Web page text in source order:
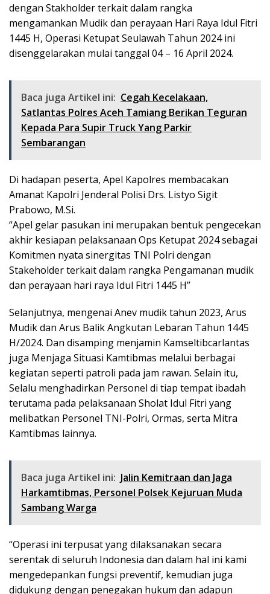
dengan Stakholder terkait dalam rangka
mengamankan Mudik dan perayaan Hari Raya Idul Fitri
1445 H, Operasi Ketupat Seulawah Tahun 2024 ini
disenggelarakan mulai tanggal 04 – 16 April 2024.
Baca juga Artikel ini: Cegah Kecelakaan,
Satlantas Polres Aceh Tamiang Berikan Teguran
Kepada Para Supir Truck Yang Parkir
Sembarangan
Di hadapan peserta, Apel Kapolres membacakan
Amanat Kapolri Jenderal Polisi Drs. Listyo Sigit
Prabowo, M.Si.
“Apel gelar pasukan ini merupakan bentuk pengecekan
akhir kesiapan pelaksanaan Ops Ketupat 2024 sebagai
Komitmen nyata sinergitas TNI Polri dengan
Stakeholder terkait dalam rangka Pengamanan mudik
dan perayaan hari raya Idul Fitri 1445 H”
Selanjutnya, mengenai Anev mudik tahun 2023, Arus
Mudik dan Arus Balik Angkutan Lebaran Tahun 1445
H/2024. Dan disamping menjamin Kamseltibcarlantas
juga Menjaga Situasi Kamtibmas melalui berbagai
kegiatan seperti patroli pada jam rawan. Selain itu,
Selalu menghadirkan Personel di tiap tempat ibadah
terutama pada pelaksanaan Sholat Idul Fitri yang
melibatkan Personel TNI-Polri, Ormas, serta Mitra
Kamtibmas lainnya.
Baca juga Artikel ini: Jalin Kemitraan dan Jaga
Harkamtibmas, Personel Polsek Kejuruan Muda
Sambang Warga
“Operasi ini terpusat yang dilaksanakan secara
serentak di seluruh Indonesia dan dalam hal ini kami
mengedepankan fungsi preventif, kemudian juga
didukung dengan penegakan hukum dan adapun